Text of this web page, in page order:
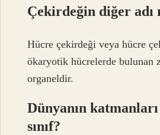
Çekirdeğin diğer adı
Hücre çekirdeği veya hücre
ökaryotik hücrelerde bulunan
organeldir.
Dünyanın
sınıf?